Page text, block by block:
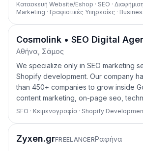
Κατασκευή Website/Eshop · SEO ·
Marketing · Γραφιστικές Υπηρεσίες ·
Cosmolink • SEO Digital
Αθήνα, Σάμος
We specialize only in SEO marketing
Shopify development. Our company
than 450+ companies to grow inside
content marketing, on-page seo,
SEO · Κειμενογραφία · Shopify
Zyxen.grFREELANCERΡαφήνα